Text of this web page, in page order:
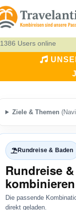
1386 Users online
Ziele & Themen
Rundreise & Baden
Rundreise
kombinieren
Die passende
direkt geladen.